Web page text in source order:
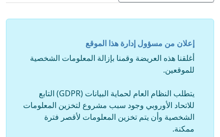
إعلان من مسؤول إدارة هذا الموقع
أغلقنا هذه العريضة وقمنا بإزالة المعلومات الشخصية
للموقعين.
يتطلب النظام العام لحماية البيانات (GDPR) التابع
للاتحاد الأوروبي وجود سبب مشروع لتخزين المعلومات
الشخصية وأن يتم تخزين المعلومات لأقصر فترة
ممكنة.